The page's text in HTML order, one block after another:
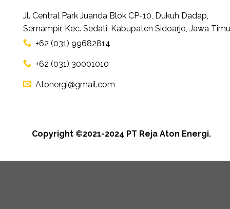
Jl. Central Park Juanda Blok CP-10, Dukuh Dadap,
Semampir, Kec. Sedati, Kabupaten Sidoarjo, Jawa
+62 (031) 99682814
+62 (031) 30001010
Atonergi@gmail.com
Copyright ©2021-2024 PT Reja Aton Energi.